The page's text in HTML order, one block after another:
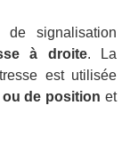
signalisation
à droite. La
est utilisée
de position et